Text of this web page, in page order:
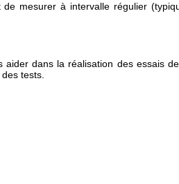
mesurer à intervalle régulier
dans la réalisation des essais
tests.